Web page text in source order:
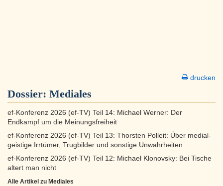
drucken
Dossier: Mediales
ef-Konferenz 2026 (ef-TV) Teil 14: Michael Werner: Der
Endkampf um die Meinungsfreiheit
ef-Konferenz 2026 (ef-TV) Teil 13: Thorsten Polleit: Über medial-
geistige Irrtümer, Trugbilder und sonstige Unwahrheiten
ef-Konferenz 2026 (ef-TV) Teil 12: Michael Klonovsky: Bei Tische
altert man nicht
Alle Artikel zu Mediales